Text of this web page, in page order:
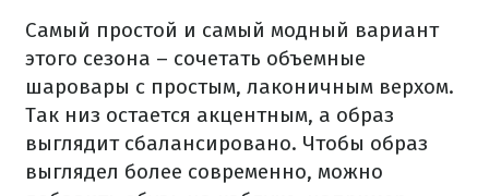
Самый простой и самый модный вариант
этого сезона – сочетать объемные
шаровары с простым, лаконичным верхом.
Так низ остается акцентным, а образ
выглядит сбалансировано. Чтобы образ
выглядел более современно, можно